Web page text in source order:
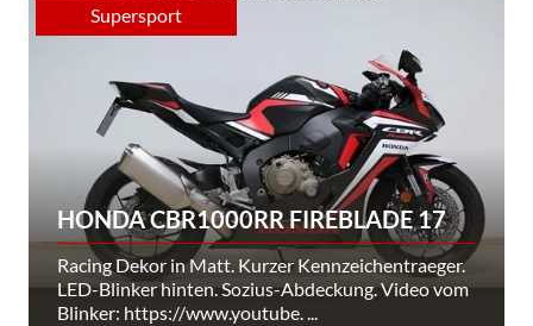
Supersport
HONDA CBR1000RR FIREBLADE 17
Racing Dekor in Matt. Kurzer Kennzeichentraeger.
LED-Blinker hinten. Sozius-Abdeckung. Video vom
Blinker: https://www.youtube. ...